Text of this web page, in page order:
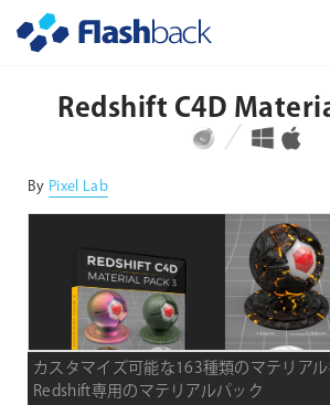
Redshift C4D
対応プラットフォーム 対応OS
By Pixel Lab
カスタマイズ可能な163種類のマテリア
Redshift専用のマテリアルパック